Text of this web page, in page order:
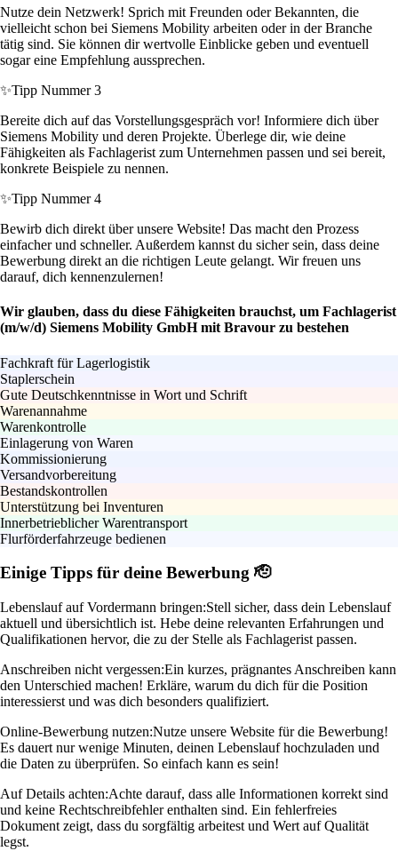
Nutze dein Netzwerk! Sprich mit Freunden oder Bekannten, die
vielleicht schon bei Siemens Mobility arbeiten oder in der Branche
tätig sind. Sie können dir wertvolle Einblicke geben und eventuell
sogar eine Empfehlung aussprechen.
✨Tipp Nummer 3
Bereite dich auf das Vorstellungsgespräch vor! Informiere dich über
Siemens Mobility und deren Projekte. Überlege dir, wie deine
Fähigkeiten als Fachlagerist zum Unternehmen passen und sei bereit,
konkrete Beispiele zu nennen.
✨Tipp Nummer 4
Bewirb dich direkt über unsere Website! Das macht den Prozess
einfacher und schneller. Außerdem kannst du sicher sein, dass deine
Bewerbung direkt an die richtigen Leute gelangt. Wir freuen uns
darauf, dich kennenzulernen!
Wir glauben, dass du diese Fähigkeiten brauchst, um Fachlagerist
(m/w/d) Siemens Mobility GmbH mit Bravour zu bestehen
Fachkraft für Lagerlogistik
Staplerschein
Gute Deutschkenntnisse in Wort und Schrift
Warenannahme
Warenkontrolle
Einlagerung von Waren
Kommissionierung
Versandvorbereitung
Bestandskontrollen
Unterstützung bei Inventuren
Innerbetrieblicher Warentransport
Flurförderfahrzeuge bedienen
Einige Tipps für deine Bewerbung 🫡
Lebenslauf auf Vordermann bringen:Stell sicher, dass dein Lebenslauf
aktuell und übersichtlich ist. Hebe deine relevanten Erfahrungen und
Qualifikationen hervor, die zu der Stelle als Fachlagerist passen.
Anschreiben nicht vergessen:Ein kurzes, prägnantes Anschreiben kann
den Unterschied machen! Erkläre, warum du dich für die Position
interessierst und was dich besonders qualifiziert.
Online-Bewerbung nutzen:Nutze unsere Website für die Bewerbung!
Es dauert nur wenige Minuten, deinen Lebenslauf hochzuladen und
die Daten zu überprüfen. So einfach kann es sein!
Auf Details achten:Achte darauf, dass alle Informationen korrekt sind
und keine Rechtschreibfehler enthalten sind. Ein fehlerfreies
Dokument zeigt, dass du sorgfältig arbeitest und Wert auf Qualität
legst.